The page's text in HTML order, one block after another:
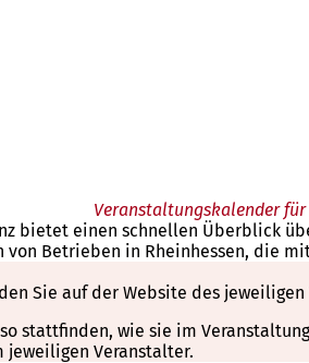
Veranstaltungskalender für
bietet einen schnellen Überblick
Betrieben in Rheinhessen, die
Sie auf der Website des jeweiligen
stattfinden, wie sie im
jeweiligen Veranstalter.